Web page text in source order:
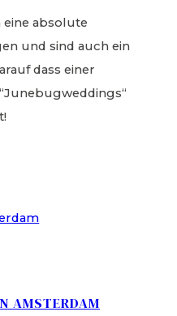
eine absolute
und sind auch ein
dass einer
AMSTERDAM